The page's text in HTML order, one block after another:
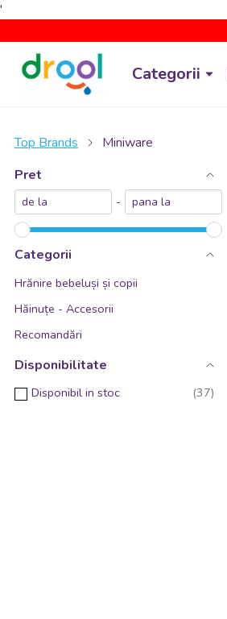
'
Categorii
Top Brands
Miniware
Pret
-
Categorii
Hrănire bebeluși și copii
Hăinuțe - Accesorii
Recomandări
Disponibilitate
Disponibil in stoc